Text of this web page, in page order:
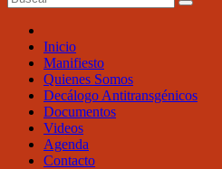
Inicio
Manifiesto
Quienes Somos
Decálogo Antitransgénicos
Documentos
Videos
Agenda
Contacto